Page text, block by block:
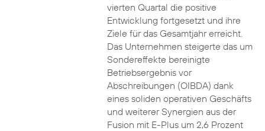
vierten Quartal die positive
Entwicklung fortgesetzt und ihre
Ziele für das Gesamtjahr erreicht.
Das Unternehmen steigerte das um
Sondereffekte bereinigte
Betriebsergebnis vor
Abschreibungen (OIBDA) dank
eines soliden operativen Geschäfts
und weiterer Synergien aus der
Fusion mit E-Plus um 2,6 Prozent